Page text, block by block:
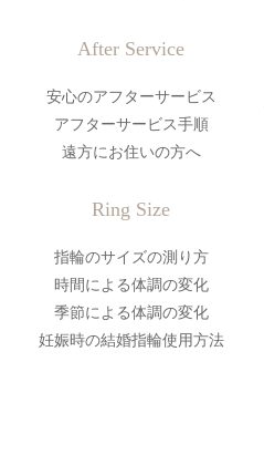
After Service
安心のアフターサービス
アフターサービス手順
遠方にお住いの方へ
Ring Size
指輪のサイズの測り方
時間による体調の変化
季節による体調の変化
妊娠時の結婚指輪使用方法